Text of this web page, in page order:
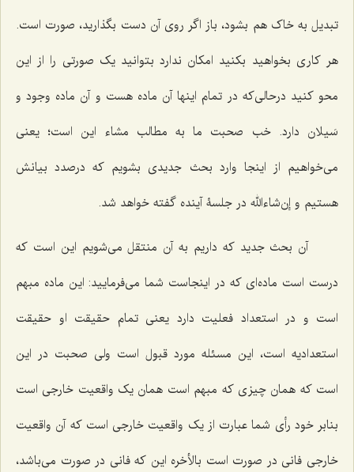
تبدیل به خاک هم بشود، باز اگر روى آن دست بگذارید، صورت است.
هر کارى بخواهید بکنید امکان ندارد بتوانید یک صورتى را از این
محو کنید درحالی‌که در تمام اینها آن ماده هست و آن ماده وجود و
سَیلان دارد. خب صحبت ما به مطالب مشاء این است؛ یعنى
مى‌خواهیم از اینجا وارد بحث جدیدى بشویم که درصدد بیانش
هستیم و إن‌شاءالله در جلسۀ آینده گفته خواهد شد.
آن بحث جدید که داریم به آن منتقل مى‌شویم این است که
درست است ماده‌اى که در اینجاست شما مى‌فرمایید: این ماده مبهم
است و در استعداد فعلیت دارد یعنى تمام حقیقت او حقیقت
استعدادیه است، این مسئله مورد قبول است ولى صحبت در این
است که همان چیزى که مبهم است همان یک واقعیت خارجى است
بنابر خود رأى شما عبارت از یک واقعیت خارجى است که آن واقعیت
خارجى فانى در صورت است بالأخره این که فانى در صورت مى‌باشد،